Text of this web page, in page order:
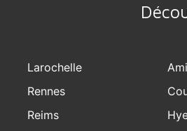
Larochelle
Rennes
Reims